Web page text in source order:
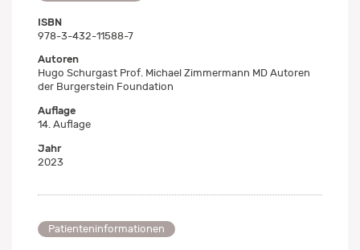
ISBN
978-3-432-11588-7
Autoren
Hugo Schurgast Prof. Michael Zimmermann MD Autoren
der Burgerstein Foundation
Auflage
14. Auflage
Jahr
2023
Patienteninformationen